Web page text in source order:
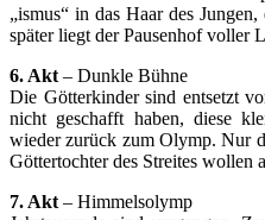
„ismus“ in das Haar des
später liegt der Pausenhof voller
6. Akt – Dunkle Bühne
Die Götterkinder sind entsetzt
nicht geschafft haben, diese
wieder zurück zum Olymp. Nur
Göttertochter des Streites wollen
7. Akt – Himmelsolymp